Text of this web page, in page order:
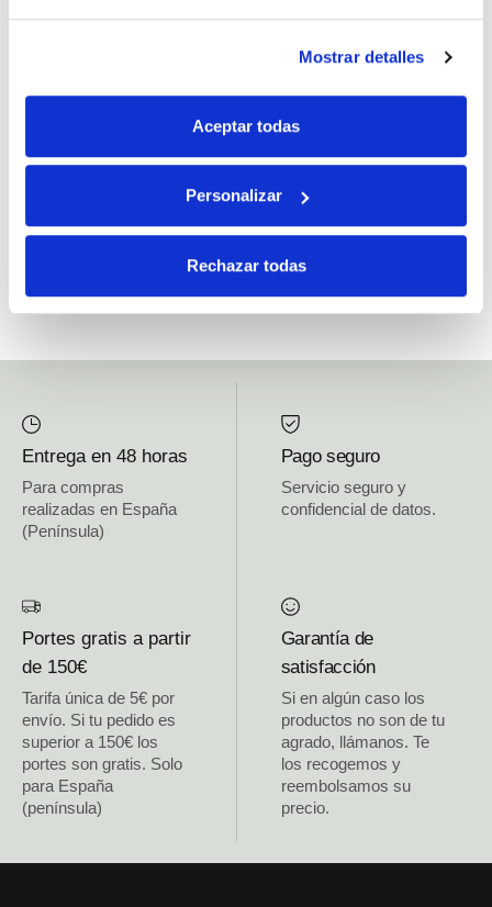
Mostrar detalles
Aceptar todas
Personalizar
Rechazar todas
Si, he leído y acepto la política de protección de datos.
fines comerciales, legitimación: consentimiento, destinatarios: proveedor de
mensajería online, derechos: Acceder, rectificar y suprimir los datos, así como
otros derechos, como se explica en la información adicional.
Entrega en 48 horas
Para compras
realizadas en España
(Península)
Pago seguro
Servicio seguro y
confidencial de datos.
Portes gratis a partir
de 150€
Tarifa única de 5€ por
envío. Si tu pedido es
superior a 150€ los
portes son gratis. Solo
para España
(península)
Garantía de
satisfacción
Si en algún caso los
productos no son de tu
agrado, llámanos. Te
los recogemos y
reembolsamos su
precio.